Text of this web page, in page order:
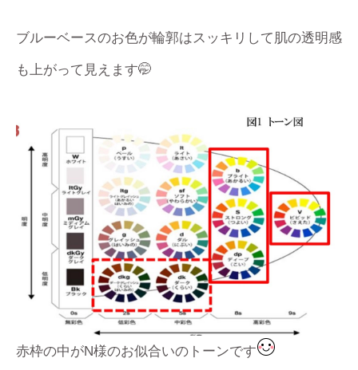
ブルーベースのお色が輪郭はスッキリして肌の透明感
も上がって見えます🤭
赤枠の中がN様のお似合いのトーンです